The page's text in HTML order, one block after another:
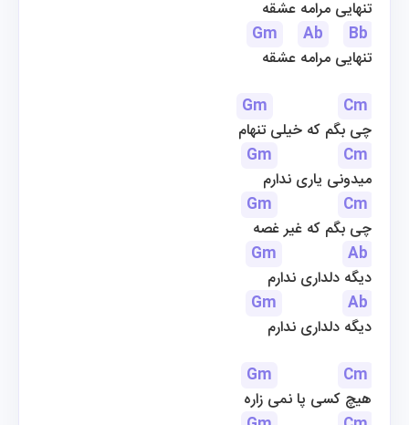
تنهایی مرامه عشقه
Gm
Ab
Bb
تنهایی مرامه عشقه
Gm
Cm
چی بگم که خیلی تنهام
Gm
Cm
میدونی یاری ندارم
Gm
Cm
چی بگم که غیر غصه
Gm
Ab
دیگه دلداری ندارم
Gm
Ab
دیگه دلداری ندارم
Gm
Cm
هیچ کسی پا نمی زاره